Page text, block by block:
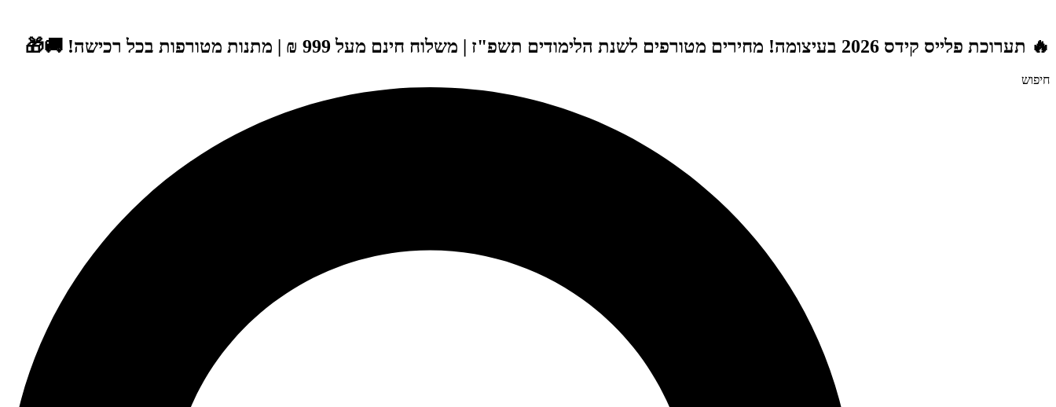
🔥 תערוכת פלייס קידס 2026 בעיצומה! מחירים מטורפים לשנת הלימודים תשפ"ז | משלוח חינם מעל 999 ₪ | מתנות מטורפות בכל רכישה! 🚚🎁
חיפוש